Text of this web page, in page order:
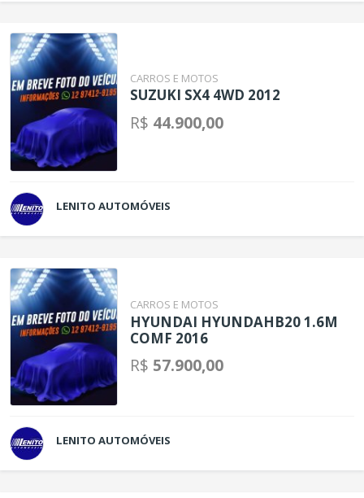
CARROS E MOTOS
SUZUKI SX4 4WD 2012
R$ 44.900,00
LENITO AUTOMÓVEIS
CARROS E MOTOS
HYUNDAI HYUNDAHB20 1.6M
COMF 2016
R$ 57.900,00
LENITO AUTOMÓVEIS